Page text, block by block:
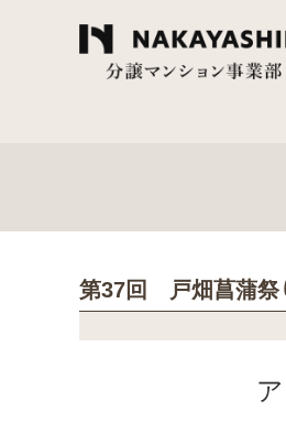
第37回 戸畑菖蒲